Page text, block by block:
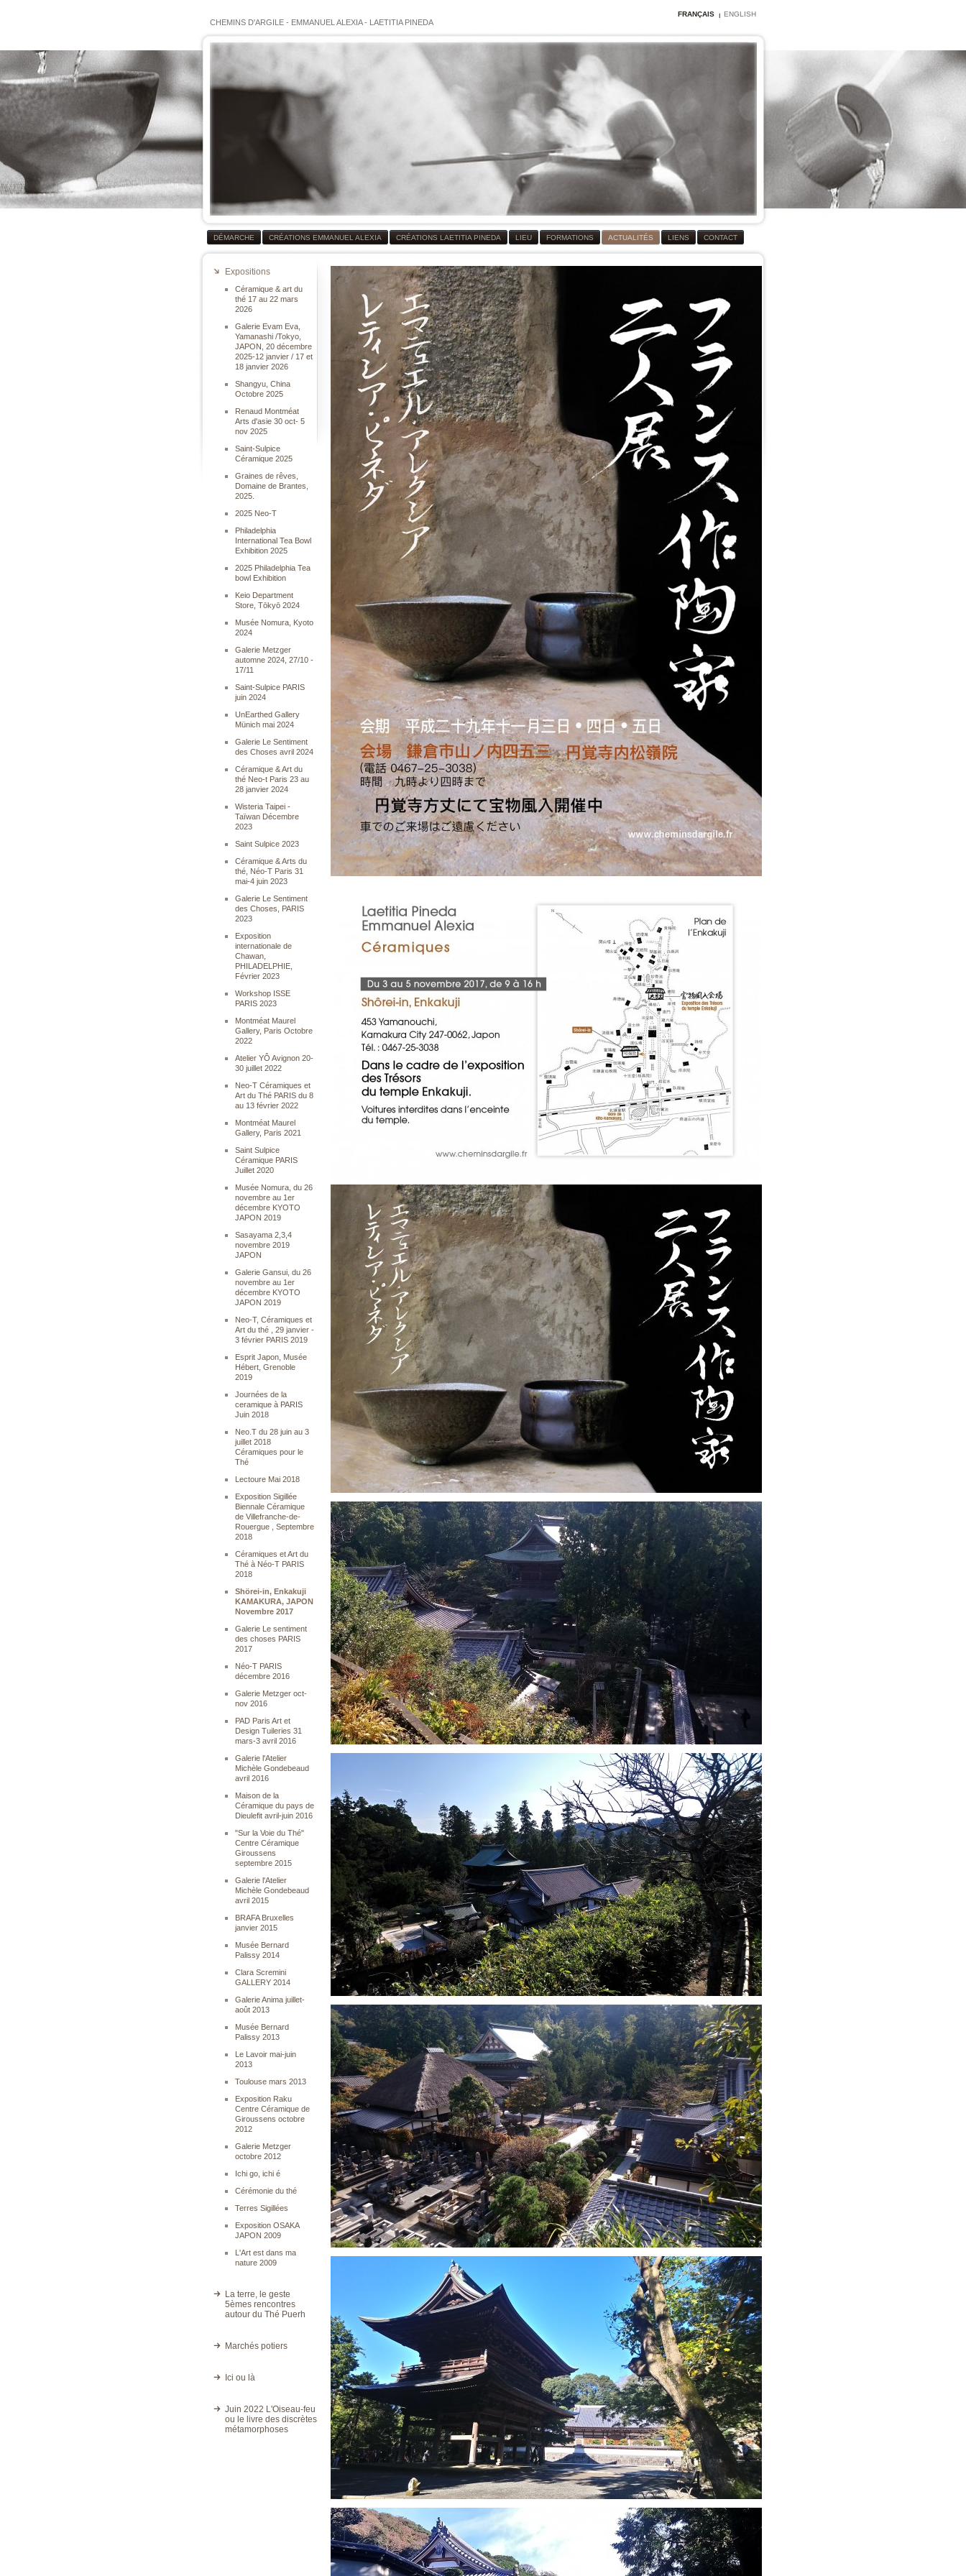
FRANÇAIS ENGLISH
CHEMINS D'ARGILE - EMMANUEL ALEXIA- LAETITIA PINEDA
DÉMARCHE CRÉATIONS EMMANUEL ALEXIA CRÉATIONS LAETITIA PINEDA LIEU FORMATIONS ACTUALITÉS LIENS CONTACT
Expositions
Céramique & art du
thé 17 au 22 mars
2026
Galerie Evam Eva,
Yamanashi /Tokyo,
JAPON, 20 décembre
2025-12 janvier / 17 et
18 janvier 2026
Shangyu, China
Octobre 2025
Renaud Montméat
Arts d'asie 30 oct- 5
nov 2025
Saint-Sulpice
Céramique 2025
Graines de rêves,
Domaine de Brantes,
2025.
2025 Neo-T
Philadelphia
International Tea Bowl
Exhibition 2025
2025 Philadelphia Tea
bowl Exhibition
Keio Department
Store, Tōkyō 2024
Musée Nomura, Kyoto
2024
Galerie Metzger
automne 2024, 27/10 -
17/11
Saint-Sulpice PARIS
juin 2024
UnEarthed Gallery
Münich mai 2024
Galerie Le Sentiment
des Choses avril 2024
Céramique & Art du
thé Neo-t Paris 23 au
28 janvier 2024
Wisteria Taipei -
Taïwan Décembre
2023
Saint Sulpice 2023
Céramique & Arts du
thé, Néo-T Paris 31
mai-4 juin 2023
Galerie Le Sentiment
des Choses, PARIS
2023
Exposition
internationale de
Chawan,
PHILADELPHIE,
Février 2023
Workshop ISSE
PARIS 2023
Montméat Maurel
Gallery, Paris Octobre
2022
Atelier YÔ Avignon 20-
30 juillet 2022
Neo-T Céramiques et
Art du Thé PARIS du 8
au 13 février 2022
Montméat Maurel
Gallery, Paris 2021
Saint Sulpice
Céramique PARIS
Juillet 2020
Musée Nomura, du 26
novembre au 1er
décembre KYOTO
JAPON 2019
Sasayama 2,3,4
novembre 2019
JAPON
Galerie Gansui, du 26
novembre au 1er
décembre KYOTO
JAPON 2019
Neo-T, Céramiques et
Art du thé , 29 janvier -
3 février PARIS 2019
Esprit Japon, Musée
Hébert, Grenoble
2019
Journées de la
ceramique à PARIS
Juin 2018
Neo.T du 28 juin au 3
juillet 2018
Céramiques pour le
Thé
Lectoure Mai 2018
Exposition Sigillée
Biennale Céramique
de Villefranche-de-
Rouergue , Septembre
2018
Céramiques et Art du
Thé à Néo-T PARIS
2018
Shörei-in, Enkakuji
KAMAKURA, JAPON
Novembre 2017
Galerie Le sentiment
des choses PARIS
2017
Néo-T PARIS
décembre 2016
Galerie Metzger oct-
nov 2016
PAD Paris Art et
Design Tuileries 31
mars-3 avril 2016
Galerie l'Atelier
Michèle Gondebeaud
avril 2016
Maison de la
Céramique du pays de
Dieulefit avril-juin 2016
"Sur la Voie du Thé"
Centre Céramique
Giroussens
septembre 2015
Galerie l'Atelier
Michèle Gondebeaud
avril 2015
BRAFA Bruxelles
janvier 2015
Musée Bernard
Palissy 2014
Clara Scremini
GALLERY 2014
Galerie Anima juillet-
août 2013
Musée Bernard
Palissy 2013
Le Lavoir mai-juin
2013
Toulouse mars 2013
Exposition Raku
Centre Céramique de
Giroussens octobre
2012
Galerie Metzger
octobre 2012
Ichi go, ichi é
Cérémonie du thé
Terres Sigillées
Exposition OSAKA
JAPON 2009
L'Art est dans ma
nature 2009
La terre, le geste
5èmes rencontres
autour du Thé Puerh
Marchés potiers
Ici ou là
Juin 2022 L'Oiseau-feu
ou le livre des discrètes
métamorphoses